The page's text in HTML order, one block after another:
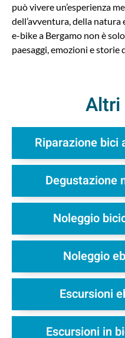
può vivere un’esperienza
dell’avventura, della
e-bike a Bergamo non è
paesaggi, emozioni e storie
Altri
Riparazione bici
Degustazione
Noleggio
Noleggio
Escursioni
Escursioni in